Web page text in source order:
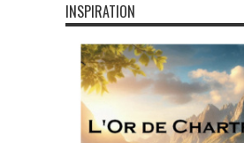
INSPIRATION